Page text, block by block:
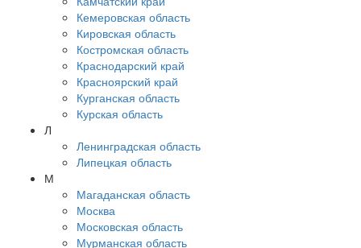
Кемеровская область
Кировская область
Костромская область
Краснодарский край
Красноярский край
Курганская область
Курская область
Л
Ленинградская область
Липецкая область
М
Магаданская область
Москва
Московская область
Мурманская область